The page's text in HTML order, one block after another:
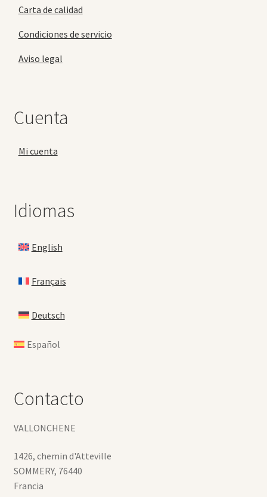
Carta de calidad
Condiciones de servicio
Aviso legal
Cuenta
Mi cuenta
Idiomas
English
Français
Deutsch
Español
Contacto
VALLONCHENE
1426, chemin d'Atteville
SOMMERY, 76440
Francia